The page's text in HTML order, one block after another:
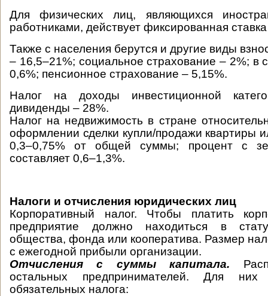
Для физических лиц, являющихся
работниками, действует фиксированная
Также с населения берутся и другие виды
– 16,5–21%; социальное страхование – 2%; в
0,6%; пенсионное страхование – 5,15%.
Налог на доходы инвестиционной
дивиденды – 28%.
Налог на недвижимость в стране
оформлении сделки купли/продажи квартиры
0,3–0,75% от общей суммы; процент с
составляет 0,6–1,3%.
Налоги и отчисления юридических лиц
Корпоративный налог. Чтобы платить
предприятие должно находиться в
общества, фонда или кооператива. Размер
с ежегодной прибыли организации.
Отчисления с суммы капитала.
остальных предпринимателей. Для них
обязательных налога: